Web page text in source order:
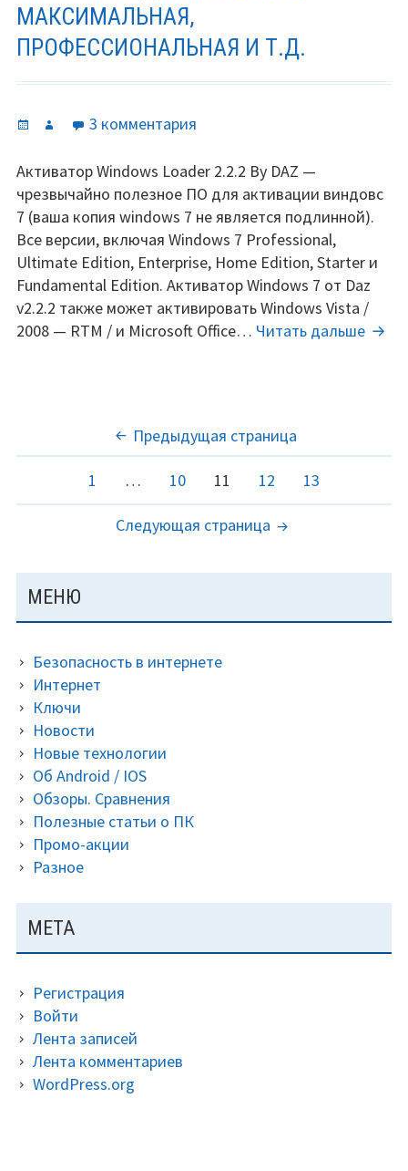
МАКСИМАЛЬНАЯ,
ПРОФЕССИОНАЛЬНАЯ И Т.Д.
Опубликовано
Автор 3 комментарияк
Активатор
для
Windows
7,
максимальная,
профессиональная
и
т.д.
Активатор Windows Loader 2.2.2 By DAZ —
чрезвычайно полезное ПО для активации виндовс
7 (ваша копия windows 7 не является подлинной).
Все версии, включая Windows 7 Professional,
Ultimate Edition, Enterprise, Home Edition, Starter и
Fundamental Edition. Активатор Windows 7 от Daz
v2.2.2 также может активировать Windows Vista /
2008 — RTM / и Microsoft Office… Читать дальше
ПАГИНАЦИЯ
ЗАПИСЕЙ
Предыдущая страница
Страница
1 … Страница
10 Страница
11 Страница
12 Страница
13
Следующая страница
ОСНОВНАЯ
ПАНЕЛЬ
МЕНЮ
Безопасность в интернете
Интернет
Ключи
Новости
Новые технологии
Об Android / IOS
Обзоры. Сравнения
Полезные статьи о ПК
Промо-акции
Разное
МЕТА
Регистрация
Войти
Лента записей
Лента комментариев
WordPress.org